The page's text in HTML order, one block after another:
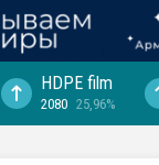
HDPE film
2080 25,96%